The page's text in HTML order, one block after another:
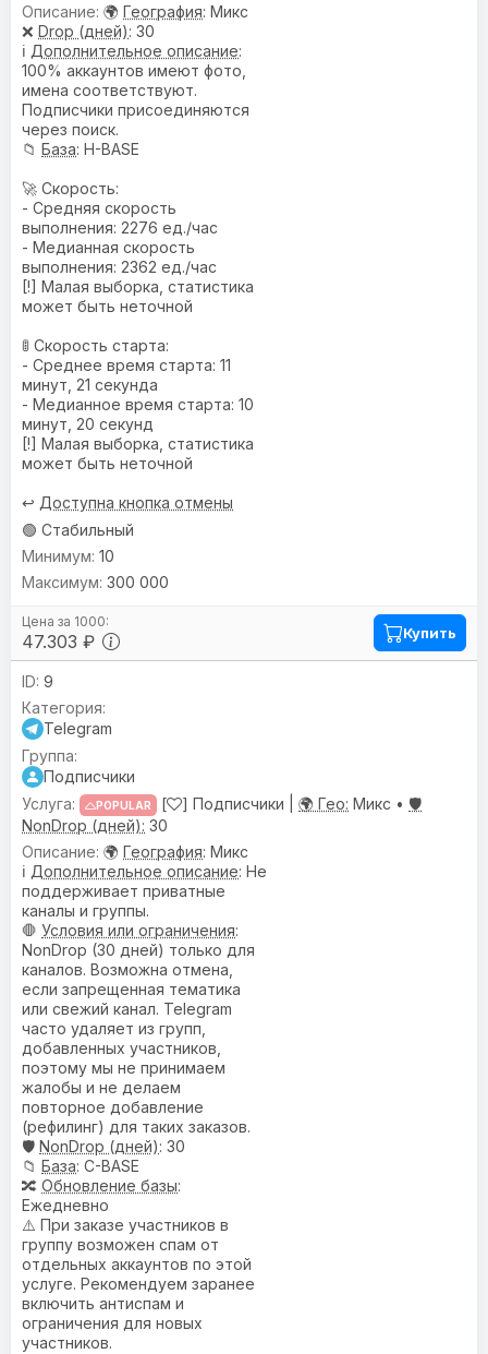
🌍 География: Микс
❌ Drop (дней): 30
ℹ️ Дополнительное описание:
100% аккаунтов имеют фото,
имена соответствуют.
Подписчики присоединяются
через поиск.
📁 База: H-BASE
🚀 Скорость:
- Средняя скорость
выполнения: 2276 ед./час
- Медианная скорость
выполнения: 2362 ед./час
[!] Малая выборка, статистика
может быть неточной
🚦 Скорость старта:
- Среднее время старта: 11
минут, 21 секунда
- Медианное время старта: 10
минут, 20 секунд
[!] Малая выборка, статистика
может быть неточной
↩️ Доступна кнопка отмены
🟢 Стабильный
47.303 ₽
10
300 000
Купить
9
Telegram
Подписчики
POPULAR [ ] Подписчики | 🌍 Гео: Микс • 🛡️
NonDrop (дней): 30
🌍 География: Микс
ℹ️ Дополнительное описание: Не
поддерживает приватные
каналы и группы.
🛑 Условия или ограничения:
NonDrop (30 дней) только для
каналов. Возможна отмена,
если запрещенная тематика
или свежий канал. Telegram
часто удаляет из групп,
добавленных участников,
поэтому мы не принимаем
жалобы и не делаем
повторное добавление
(рефилинг) для таких заказов.
🛡️ NonDrop (дней): 30
📁 База: C-BASE
🔀 Обновление базы:
Ежедневно
⚠️ При заказе участников в
группу возможен спам от
отдельных аккаунтов по этой
услуге. Рекомендуем заранее
включить антиспам и
ограничения для новых
участников.